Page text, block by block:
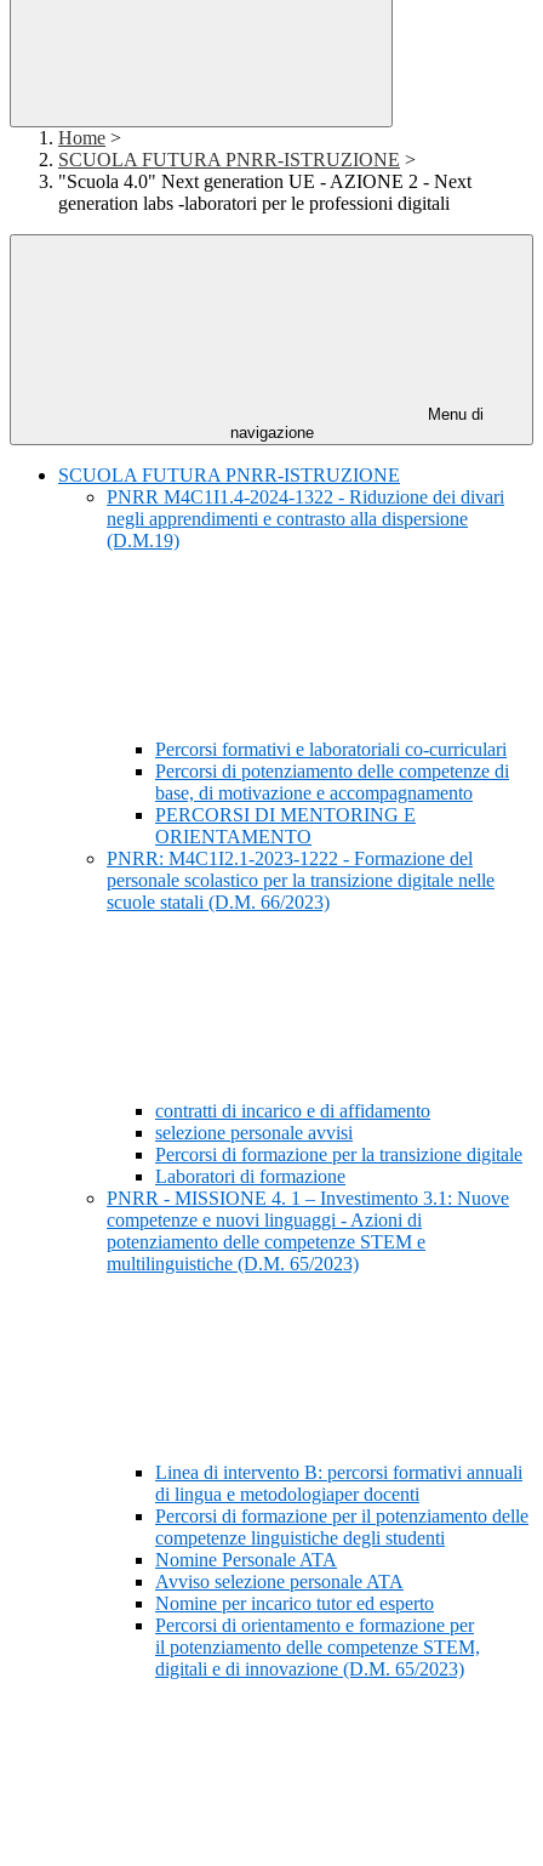
Home >
SCUOLA FUTURA PNRR-ISTRUZIONE >
"Scuola 4.0" Next generation UE - AZIONE 2 - Next
generation labs -laboratori per le professioni digitali
Menu di
navigazione
SCUOLA FUTURA PNRR-ISTRUZIONE
PNRR M4C1I1.4-2024-1322 - Riduzione dei divari
negli apprendimenti e contrasto alla dispersione
(D.M.19)
Percorsi formativi e laboratoriali co-curriculari
Percorsi di potenziamento delle competenze di
base, di motivazione e accompagnamento
PERCORSI DI MENTORING E
ORIENTAMENTO
PNRR: M4C1I2.1-2023-1222 - Formazione del
personale scolastico per la transizione digitale nelle
scuole statali (D.M. 66/2023)
contratti di incarico e di affidamento
selezione personale avvisi
Percorsi di formazione per la transizione digitale
Laboratori di formazione
PNRR - MISSIONE 4. 1 – Investimento 3.1: Nuove
competenze e nuovi linguaggi - Azioni di
potenziamento delle competenze STEM e
multilinguistiche (D.M. 65/2023)
Linea di intervento B: percorsi formativi annuali
di lingua e metodologiaper docenti
Percorsi di formazione per il potenziamento delle
competenze linguistiche degli studenti
Nomine Personale ATA
Avviso selezione personale ATA
Nomine per incarico tutor ed esperto
Percorsi di orientamento e formazione per
il potenziamento delle competenze STEM,
digitali e di innovazione (D.M. 65/2023)